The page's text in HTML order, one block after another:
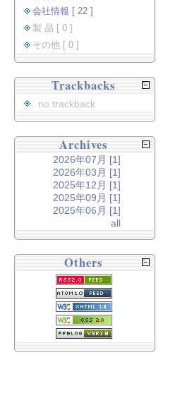
会社情報 [ 22 ]
製 品 [ 0 ]
その他 [ 0 ]
Trackbacks
no trackback
Archives
2026年07月 [1]
2026年03月 [1]
2025年12月 [1]
2025年09月 [1]
2025年06月 [1]
all
Others